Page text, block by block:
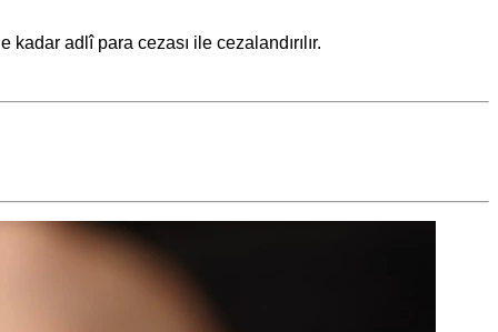
adlî para cezası ile cezalandırılır.